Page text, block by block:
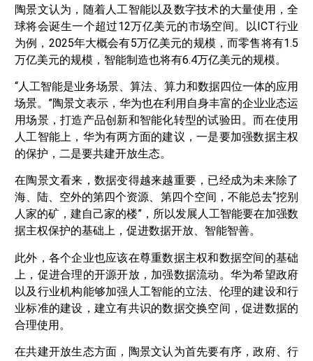
陶景文认为，随着人工智能以及数字技术的大量使用，全
球将会诞生一个超过12万亿美元的市场空间。以ICT行业
为例，2025年大概会有5万亿美元的规模，而零售将有1.5
万亿美元的规模，智能制造也将有6.4万亿美元的规模。
“人工智能是业务场景、算法、算力和数据四位一体的应用
场景。”陶景文表示，华为也在利用自身丰富的企业业态运
用场景，打造产品创新和智能化转型的试验田。而在使用
人工智能上，华为有两方面的建议，一是要加强数据主权
的保护，二是要共建开放生态。
在陶景文看来，数据变得越来越重要，已经成为未来除了
海、陆、空外的第四个资源、第四个空间，不能总去“挖别
人家的矿，建自己家的楼”，所以发展人工智能要在加强数
据主权保护的基础上，促进数据开放、智能智善。
此外，各个企业也应该在尊重数据主权和数据空间的基础
上，促进合理的开源开放，加强数据流动。华为希望政府
以及行业机构能够加强人工智能的立法、伦理的建设和行
业标准的建设，建立有共识的数据交换空间，促进数据的
合理使用。
在共建开放生态方面，陶景文认为首先要有序，政府、行